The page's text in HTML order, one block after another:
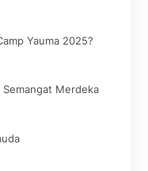
Yauma 2025?
Merdeka